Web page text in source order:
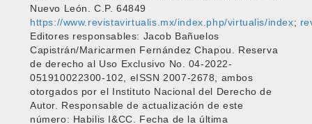
Nuevo León. C.P. 64849
https://www.revistavirtualis.mx/index.php/virtualis/index;
Editores responsables: Jacob Bañuelos
Capistrán/Maricarmen Fernández Chapou. Reserva
de derecho al Uso Exclusivo No. 04-2022-
051910022300-102, eISSN 2007-2678, ambos
otorgados por el Instituto Nacional del Derecho de
Autor. Responsable de actualización de este
número: Habilis I&CC. Fecha de la última